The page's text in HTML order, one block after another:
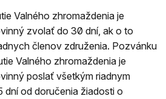
Valného zhromaždenia je
zvolať do 30 dní, ak o to
členov združenia. Pozvánku
Valného zhromaždenia je
poslať všetkým riadnym
dní od doručenia žiadosti o